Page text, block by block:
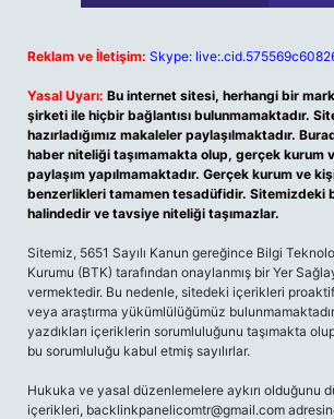
Reklam ve İletişim: Skype:
Yasal Uyarı: Bu internet sitesi, herhangi bir
şirketi ile hiçbir bağlantısı bulunmamaktadır.
hazırladığımız makaleler paylaşılmaktadır.
haber niteliği taşımamakta olup, gerçek kurum
paylaşım yapılmamaktadır. Gerçek kurum ve
benzerlikleri tamamen tesadüfidir. Sitemizdeki
halindedir ve tavsiye niteliği taşımazlar.
Sitemiz, 5651 Sayılı Kanun gereğince Bilgi
Kurumu (BTK) tarafından onaylanmış bir Yer
vermektedir. Bu nedenle, sitedeki içerikleri
veya araştırma yükümlülüğümüz
yazdıkları içeriklerin sorumluluğunu taşımakta
bu sorumluluğu kabul etmiş sayılırlar.
Hukuka ve yasal düzenlemelere aykırı olduğunu
içerikleri, backlinkpanelicomtr@gmail.com